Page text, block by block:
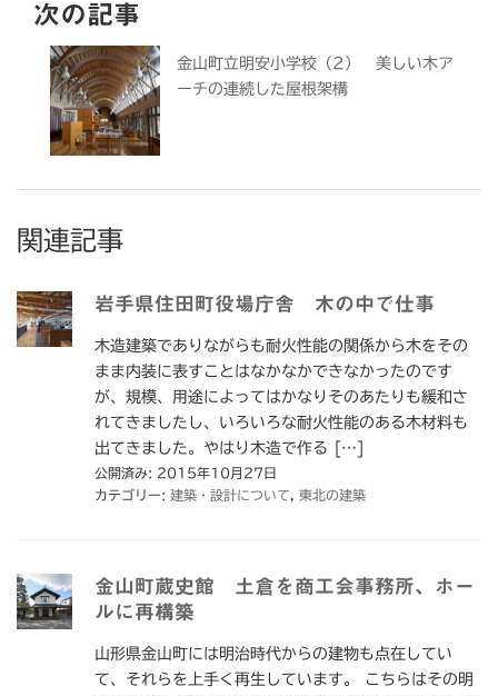
次の記事
金山町立明安小学校（2） 美しい木ア
ーチの連続した屋根架構
関連記事
岩手県住田町役場庁舎 木の中で仕事
木造建築でありながらも耐火性能の関係から木をその
まま内装に表すことはなかなかできなかったのです
が、規模、用途によってはかなりそのあたりも緩和さ
れてきましたし、いろいろな耐火性能のある木材料も
出てきました。やはり木造で作る […]
公開済み: 2015年10月27日
カテゴリー: 建築・設計について 東北の建築
金山町蔵史館 土倉を商工会事務所、ホー
ルに再構築
山形県金山町には明治時代からの建物も点在してい
て、それらを上手く再生しています。 こちらはその明